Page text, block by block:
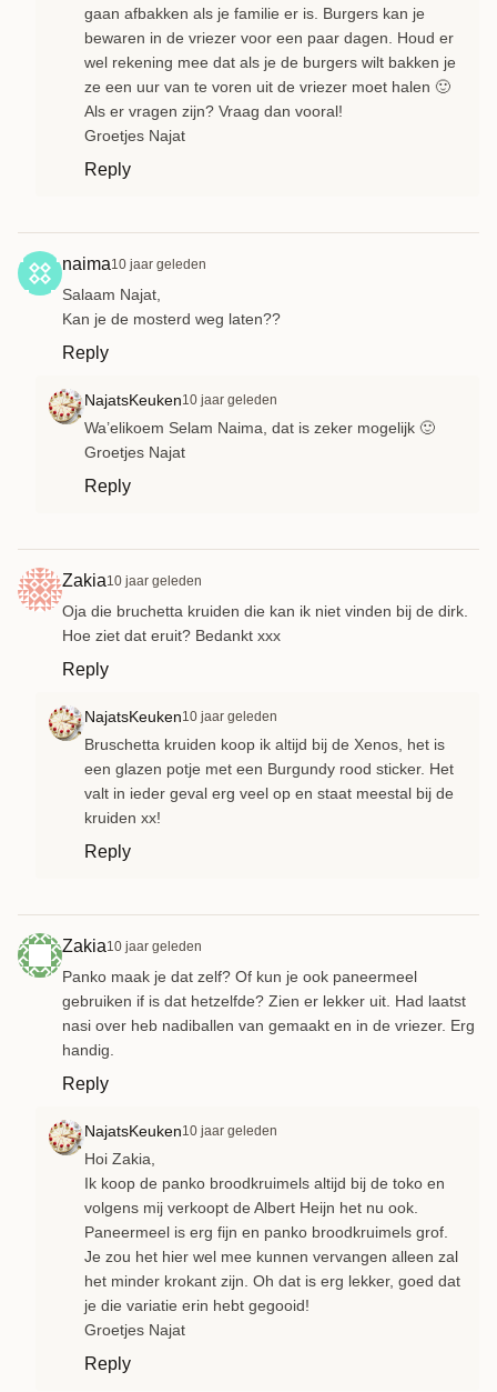
gaan afbakken als je familie er is. Burgers kan je
bewaren in de vriezer voor een paar dagen. Houd er
wel rekening mee dat als je de burgers wilt bakken je
ze een uur van te voren uit de vriezer moet halen 🙂
Als er vragen zijn? Vraag dan vooral!
Groetjes Najat
Reply
naima10 jaar geleden
Salaam Najat,
Kan je de mosterd weg laten??
Reply
NajatsKeuken10 jaar geleden
Wa’elikoem Selam Naima, dat is zeker mogelijk 🙂
Groetjes Najat
Reply
Zakia10 jaar geleden
Oja die bruchetta kruiden die kan ik niet vinden bij de dirk.
Hoe ziet dat eruit? Bedankt xxx
Reply
NajatsKeuken10 jaar geleden
Bruschetta kruiden koop ik altijd bij de Xenos, het is
een glazen potje met een Burgundy rood sticker. Het
valt in ieder geval erg veel op en staat meestal bij de
kruiden xx!
Reply
Zakia10 jaar geleden
Panko maak je dat zelf? Of kun je ook paneermeel
gebruiken if is dat hetzelfde? Zien er lekker uit. Had laatst
nasi over heb nadiballen van gemaakt en in de vriezer. Erg
handig.
Reply
NajatsKeuken10 jaar geleden
Hoi Zakia,
Ik koop de panko broodkruimels altijd bij de toko en
volgens mij verkoopt de Albert Heijn het nu ook.
Paneermeel is erg fijn en panko broodkruimels grof.
Je zou het hier wel mee kunnen vervangen alleen zal
het minder krokant zijn. Oh dat is erg lekker, goed dat
je die variatie erin hebt gegooid!
Groetjes Najat
Reply